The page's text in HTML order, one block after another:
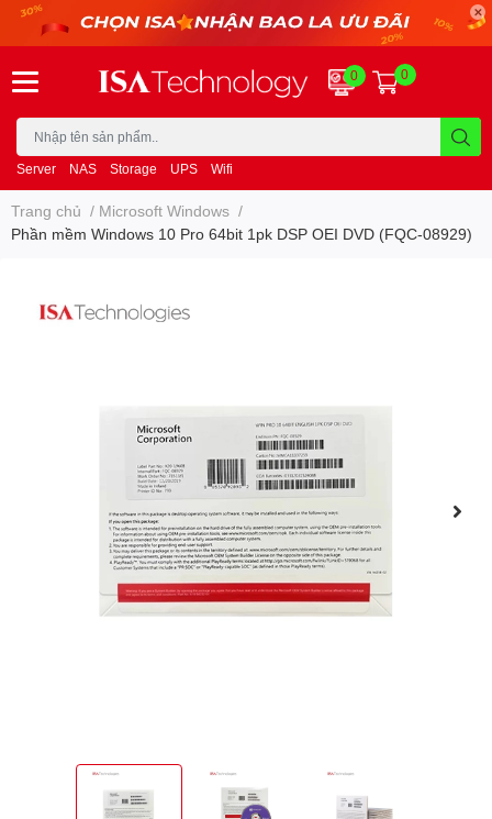
Server NAS Storage UPS Wifi
0 0
Trang chủ / Microsoft Windows /
Phần mềm Windows 10 Pro 64bit 1pk DSP OEI DVD (FQC-08929)